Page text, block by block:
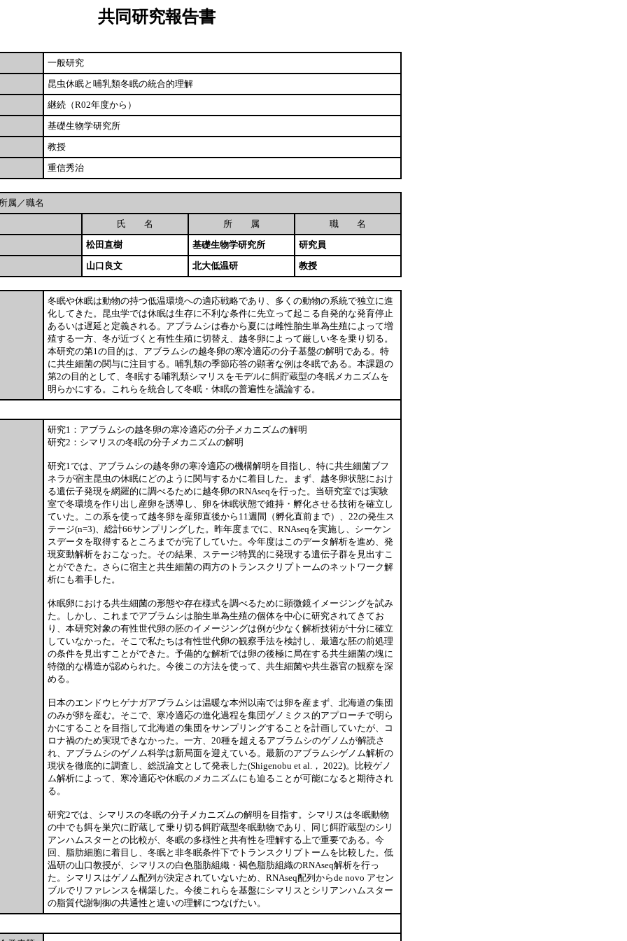
共同研究報告書
一般研究
昆虫休眠と哺乳類冬眠の統合的理解
継続（R02年度から）
基礎生物学研究所
教授
重信秀治
属／職名
氏 名
所 属
職 名
松田直樹 基礎生物学研究所
研究員
山口良文 北大低温研 教授
冬眠や休眠は動物の持つ低温環境への適応戦略であり、多くの動物の系統で独立に進
化してきた。昆虫学では休眠は生存に不利な条件に先立って起こる自発的な発育停止
あるいは遅延と定義される。アブラムシは春から夏には雌性胎生単為生殖によって増
殖する一方、冬が近づくと有性生殖に切替え、越冬卵によって厳しい冬を乗り切る。
本研究の第1の目的は、アブラムシの越冬卵の寒冷適応の分子基盤の解明である。特
に共生細菌の関与に注目する。哺乳類の季節応答の顕著な例は冬眠である。本課題の
第2の目的として、冬眠する哺乳類シマリスをモデルに餌貯蔵型の冬眠メカニズムを
明らかにする。これらを統合して冬眠・休眠の普遍性を議論する。
研究1：アブラムシの越冬卵の寒冷適応の分子メカニズムの解明
研究2：シマリスの冬眠の分子メカニズムの解明
研究1では、アブラムシの越冬卵の寒冷適応の機構解明を目指し、特に共生細菌ブフ
ネラが宿主昆虫の休眠にどのように関与するかに着目した。まず、越冬卵状態におけ
る遺伝子発現を網羅的に調べるために越冬卵のRNAseqを行った。当研究室では実験
室で冬環境を作り出し産卵を誘導し、卵を休眠状態で維持・孵化させる技術を確立し
ていた。この系を使って越冬卵を産卵直後から11週間（孵化直前まで）、22の発生ス
テージ(n=3)、総計66サンプリングした。昨年度までに、RNAseqを実施し、シーケン
スデータを取得するところまでが完了していた。今年度はこのデータ解析を進め、発
現変動解析をおこなった。その結果、ステージ特異的に発現する遺伝子群を見出すこ
とができた。さらに宿主と共生細菌の両方のトランスクリプトームのネットワーク解
析にも着手した。
休眠卵における共生細菌の形態や存在様式を調べるために顕微鏡イメージングを試み
た。しかし、これまでアブラムシは胎生単為生殖の個体を中心に研究されてきてお
り、本研究対象の有性世代卵の胚のイメージングは例が少なく解析技術が十分に確立
していなかった。そこで私たちは有性世代卵の観察手法を検討し、最適な胚の前処理
の条件を見出すことができた。予備的な解析では卵の後極に局在する共生細菌の塊に
特徴的な構造が認められた。今後この方法を使って、共生細菌や共生器官の観察を深
める。
日本のエンドウヒゲナガアブラムシは温暖な本州以南では卵を産まず、北海道の集団
のみが卵を産む。そこで、寒冷適応の進化過程を集団ゲノミクス的アプローチで明ら
かにすることを目指して北海道の集団をサンプリングすることを計画していたが、コ
ロナ禍のため実現できなかった。一方、20種を超えるアブラムシのゲノムが解読さ
れ、アブラムシのゲノム科学は新局面を迎えている。最新のアブラムシゲノム解析の
現状を徹底的に調査し、総説論文として発表した(Shigenobu et al.， 2022)。比較ゲノ
ム解析によって、寒冷適応や休眠のメカニズムにも迫ることが可能になると期待され
る。
研究2では、シマリスの冬眠の分子メカニズムの解明を目指す。シマリスは冬眠動物
の中でも餌を巣穴に貯蔵して乗り切る餌貯蔵型冬眠動物であり、同じ餌貯蔵型のシリ
アンハムスターとの比較が、冬眠の多様性と共有性を理解する上で重要である。今
回、脂肪細胞に着目し、冬眠と非冬眠条件下でトランスクリプトームを比較した。低
温研の山口教授が、シマリスの白色脂肪組織・褐色脂肪組織のRNAseq解析を行っ
た。シマリスはゲノム配列が決定されていないため、RNAseq配列からde novo アセン
ブルでリファレンスを構築した。今後これらを基盤にシマリスとシリアンハムスター
の脂質代謝制御の共通性と違いの理解につなげたい。